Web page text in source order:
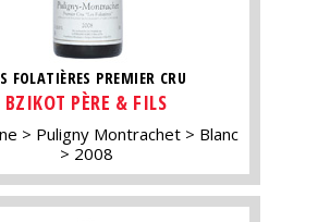
FOLATIÈRES PREMIER CRU
BZIKOT PÈRE & FILS
Puligny Montrachet
Blanc
2008